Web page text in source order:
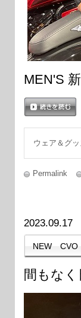
MEN'S
ウェア＆グ
Permalink
2023.09.17
NEW CVO
間もな